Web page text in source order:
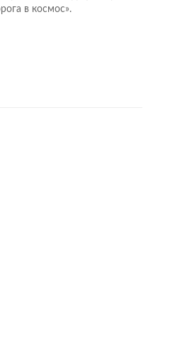
в космос».